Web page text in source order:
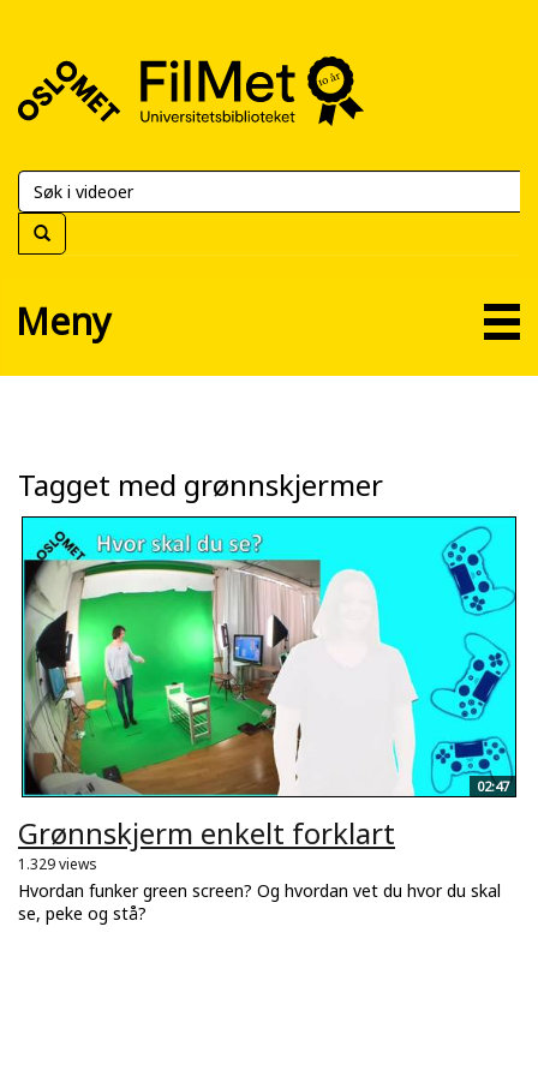
FilMet
Universitetsbiblioteket
Meny
Tagget med grønnskjermer
02:47
Grønnskjerm enkelt forklart
1.329 views
Hvordan funker green screen? Og hvordan vet du hvor du skal
se, peke og stå?